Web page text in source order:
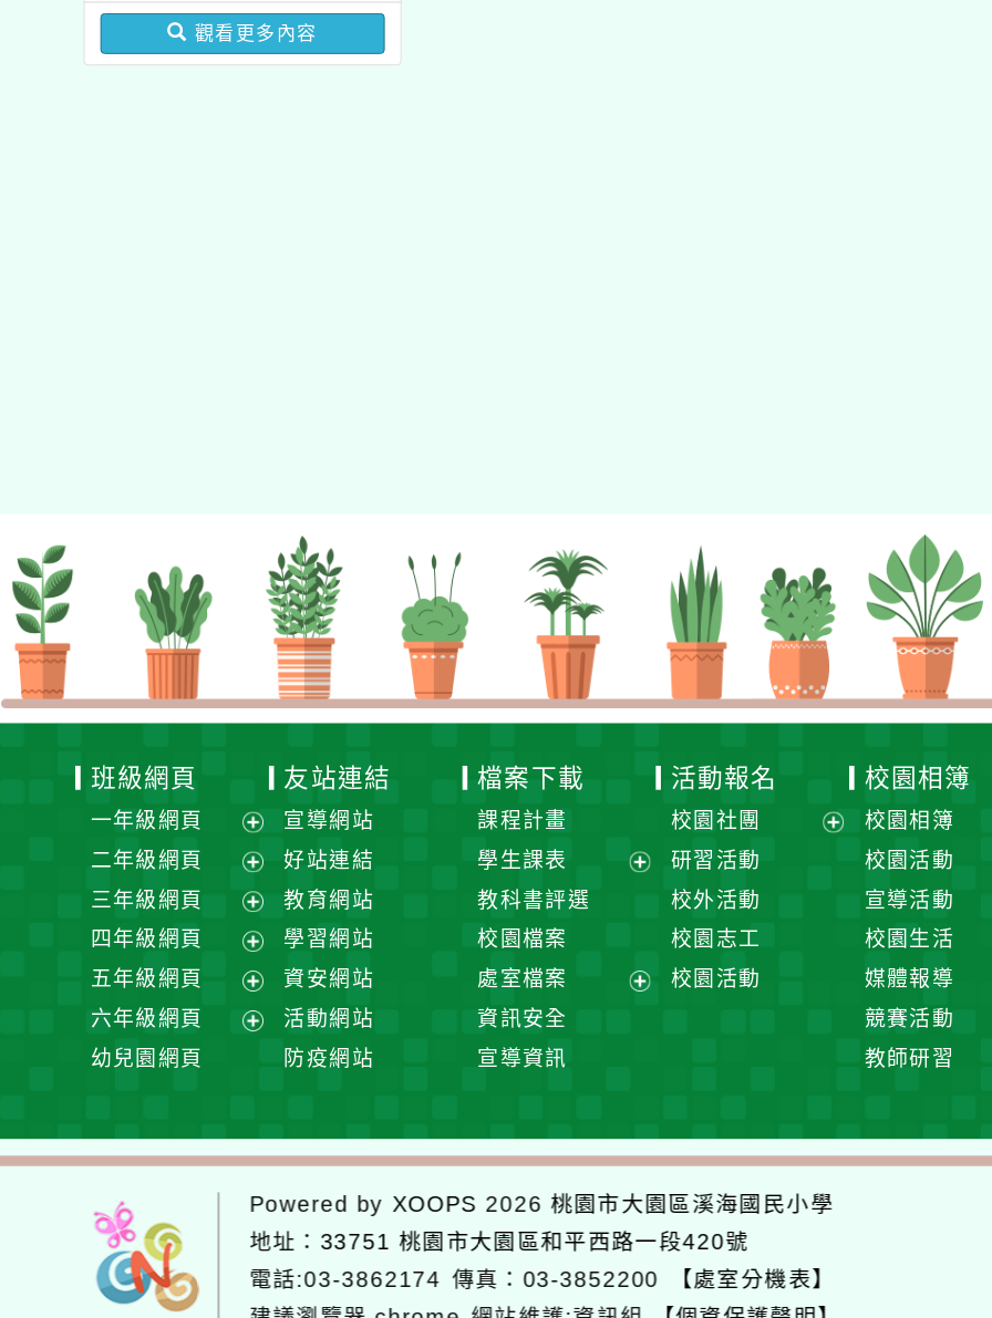
扶助教學教材研習課程實
施計畫
畫十三：科技化評量系統
增能研習
觀看更多內容
班級網頁
一年級網頁
展
開
選
單
二年級網頁
展
選
單
三年級網頁
展
選
單
四年級網頁
展
選
五年級網頁
展
六年級網頁
單
幼兒園網頁
友站連結
宣導網站
好站連結
教育網站
學習網站
資安網站
活動網站
防疫網站
檔案下載
課程計畫
學生課表
單
教科書評選
校園檔案
處室檔案
資訊安全
宣導資訊
活動報名
校園社團
研習活動
校外活動
校園志工
校園活動
校園相簿
校園相簿
校園活動
宣導活動
校園生活
媒體報導
競賽活動
教師研習
Powered by XOOPS 2026桃園市大園區溪海國民小學
地址： 33751 桃園市大園區和平西路一段420號
電話:03-3862174 傳真：03-3852200
【處室分機表】